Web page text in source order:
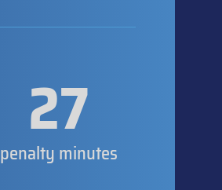
27
penalty minutes